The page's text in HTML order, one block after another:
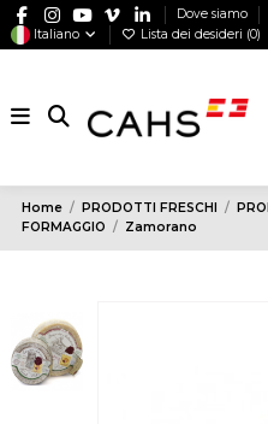
Dove siamo
Italiano
Lista dei desideri (0)
Home PRODOTTI FRESCHI
FORMAGGIO
Zamorano